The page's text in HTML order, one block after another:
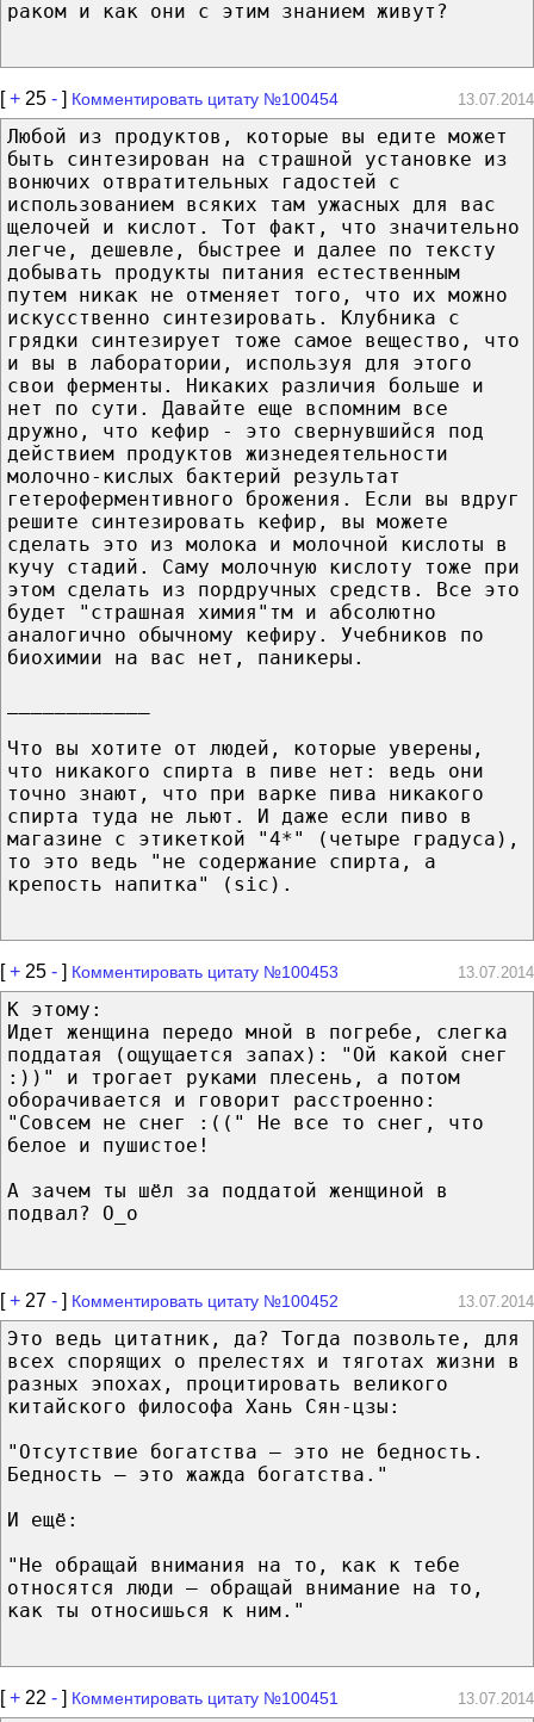
раком и как они с этим знанием живут?
[+ 25 - ] Комментировать цитату №100454 13.07.2014
Любой из продуктов, которые вы едите может
быть синтезирован на страшной установке из
вонючих отвратительных гадостей с
использованием всяких там ужасных для вас
щелочей и кислот. Тот факт, что значительно
легче, дешевле, быстрее и далее по тексту
добывать продукты питания естественным
путем никак не отменяет того, что их можно
искусственно синтезировать. Клубника с
грядки синтезирует тоже самое вещество, что
и вы в лаборатории, используя для этого
свои ферменты. Никаких различия больше и
нет по сути. Давайте еще вспомним все
дружно, что кефир - это свернувшийся под
действием продуктов жизнедеятельности
молочно-кислых бактерий результат
гетероферментивного брожения. Если вы вдруг
решите синтезировать кефир, вы можете
сделать это из молока и молочной кислоты в
кучу стадий. Саму молочную кислоту тоже при
этом сделать из пордручных средств. Все это
будет "страшная химия"тм и абсолютно
аналогично обычному кефиру. Учебников по
биохимии на вас нет, паникеры.
Что вы хотите от людей, которые уверены,
что никакого спирта в пиве нет: ведь они
точно знают, что при варке пива никакого
спирта туда не льют. И даже если пиво в
магазине с этикеткой "4*" (четыре градуса),
то это ведь "не содержание спирта, а
крепость напитка" (sic).
[+ 25 - ] Комментировать цитату №100453 13.07.2014
К этому:
Идет женщина передо мной в погребе, слегка
поддатая (ощущается запах): "Ой какой снег
:))" и трогает руками плесень, а потом
оборачивается и говорит расстроенно:
"Совсем не снег :((" Не все то снег, что
белое и пушистое!
А зачем ты шёл за поддатой женщиной в
подвал? О_о
[+ 27 - ] Комментировать цитату №100452 13.07.2014
Это ведь цитатник, да? Тогда позвольте, для
всех спорящих о прелестях и тяготах жизни в
разных эпохах, процитировать великого
китайского философа Хань Сян-цзы:
"Отсутствие богатства — это не бедность.
Бедность — это жажда богатства."
И ещё:
"Не обращай внимания на то, как к тебе
относятся люди — обращай внимание на то,
как ты относишься к ним."
[+ 22 - ] Комментировать цитату №100451 13.07.2014